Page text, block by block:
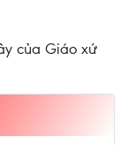
của Giáo xứ